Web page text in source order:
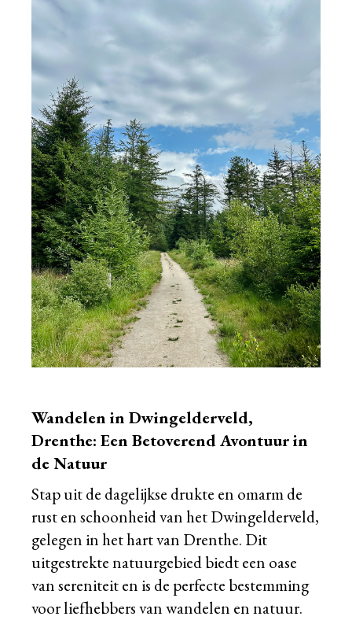
Wandelen in Dwingelderveld,
Drenthe: Een Betoverend Avontuur in
de Natuur
Stap uit de dagelijkse drukte en omarm de
rust en schoonheid van het Dwingelderveld,
gelegen in het hart van Drenthe. Dit
uitgestrekte natuurgebied biedt een oase
van sereniteit en is de perfecte bestemming
voor liefhebbers van wandelen en natuur.